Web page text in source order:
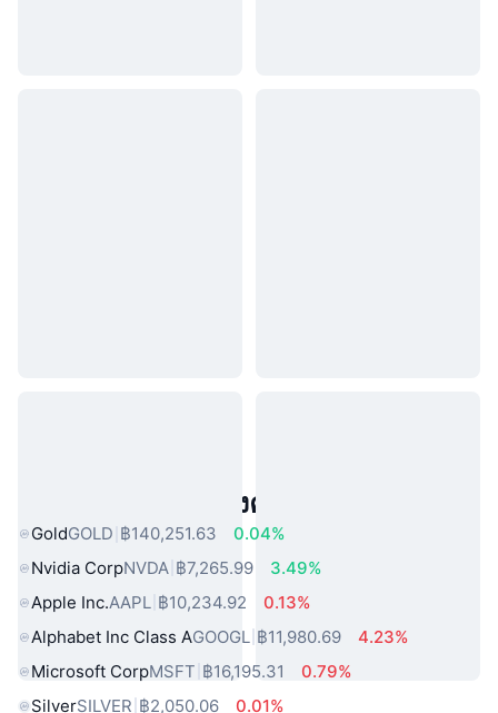
สินทรัพย์ในโลกแห่งความจริงยอดนิยม
GoldGOLD ฿140,251.63
0.04%
Nvidia CorpNVDA ฿7,265.99
3.49%
Apple Inc.AAPL ฿10,234.92
0.13%
Alphabet Inc Class AGOOGL ฿11,980.69
4.23%
Microsoft CorpMSFT ฿16,195.31
0.79%
SilverSILVER ฿2,050.06
0.01%